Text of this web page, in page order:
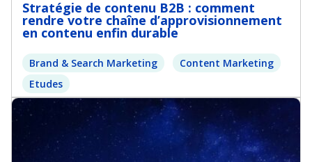
Stratégie de contenu B2B : comment
rendre votre chaîne d’approvisionnement
en contenu enfin durable
Brand & Search Marketing
Content Marketing
Etudes